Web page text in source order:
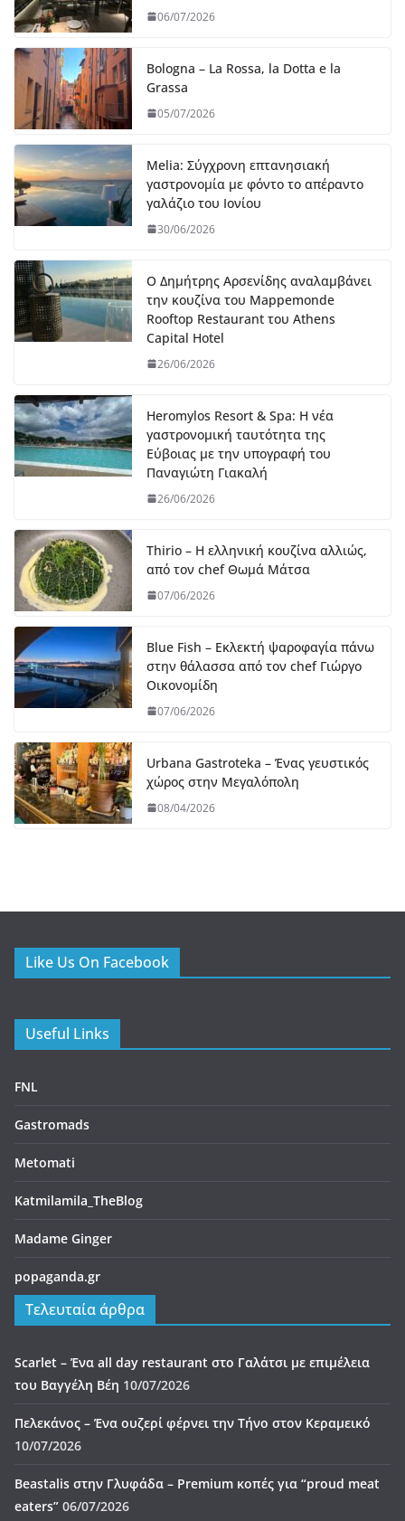
06/07/2026
Bologna – La Rossa, la Dotta e la
Grassa
05/07/2026
Melia: Σύγχρονη επτανησιακή
γαστρονομία με φόντο το απέραντο
γαλάζιο του Ιονίου
30/06/2026
Ο Δημήτρης Αρσενίδης αναλαμβάνει
την κουζίνα του Mappemonde
Rooftop Restaurant του Athens
Capital Hotel
26/06/2026
Heromylos Resort & Spa: Η νέα
γαστρονομική ταυτότητα της
Εύβοιας με την υπογραφή του
Παναγιώτη Γιακαλή
26/06/2026
Thirio – Η ελληνική κουζίνα αλλιώς,
από τον chef Θωμά Μάτσα
07/06/2026
Blue Fish – Εκλεκτή ψαροφαγία πάνω
στην θάλασσα από τον chef Γιώργο
Οικονομίδη
07/06/2026
Urbana Gastroteka – Ένας γευστικός
χώρος στην Μεγαλόπολη
08/04/2026
Like Us On Facebook
Useful Links
FNL
Gastromads
Metomati
Katmilamila_TheBlog
Madame Ginger
popaganda.gr
Τελευταία άρθρα
Scarlet – Ένα all day restaurant στο Γαλάτσι με επιμέλεια
του Βαγγέλη Βέη 10/07/2026
Πελεκάνος – Ένα ουζερί φέρνει την Τήνο στον Κεραμεικό
10/07/2026
Beastalis στην Γλυφάδα – Premium κοπές για “proud meat
eaters” 06/07/2026